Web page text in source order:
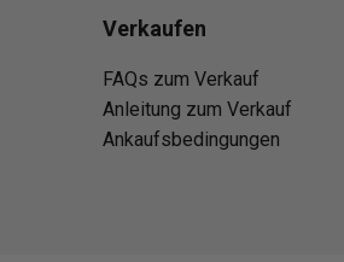
Verkaufen
FAQs zum Verkauf
Anleitung zum Verkauf
Ankaufsbedingungen